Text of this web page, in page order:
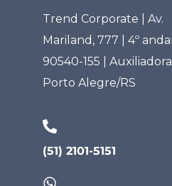
Trend Corporate | Av.
Mariland, 777 | 4º
90540-155 | Auxiliadora |
Porto Alegre/RS
(51) 2101-5151